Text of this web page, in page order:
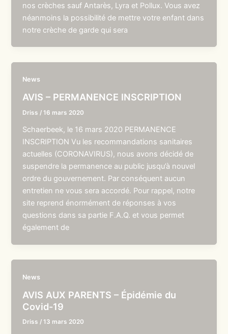
nos crèches sauf Antarès, Lyra et Pollux. Vous avez
néanmoins la possibilité de mettre votre enfant dans
notre crèche de garde qui sera
News
AVIS – PERMANENCE INSCRIPTION
Driss /16 mars 2020
Schaerbeek, le 16 mars 2020 PERMANENCE
INSCRIPTION Vu les recommandations sanitaires
actuelles (CORONAVIRUS), nous avons décidé de
suspendre la permanence au public jusqu’à nouvel
ordre du gouvernement. Par conséquent aucun
entretien ne vous sera accordé. Pour rappel, notre
site reprend énormément de réponses à vos
questions dans sa partie F.A.Q. et vous permet
également de
News
AVIS AUX PARENTS – Épidémie du
Covid-19
Driss /13 mars 2020